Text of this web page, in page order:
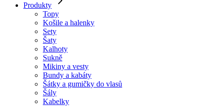
Produkty
Topy
Košile a halenky
Sety
Šaty
Kalhoty
Sukně
Mikiny a vesty
Bundy a kabáty
Šátky a gumičky do vlasů
Šály
Kabelky